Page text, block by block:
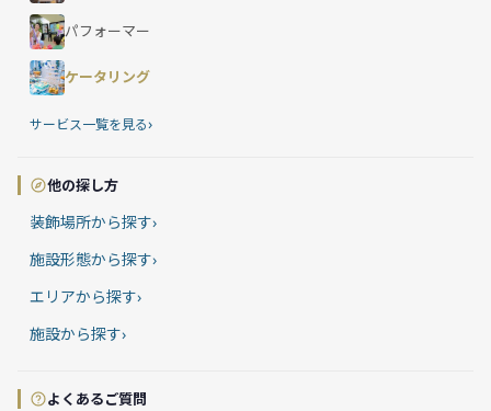
パフォーマー
ケータリング
サービス一覧を見る›
他の探し方
装飾場所から探す›
施設形態から探す›
エリアから探す›
施設から探す›
よくあるご質問